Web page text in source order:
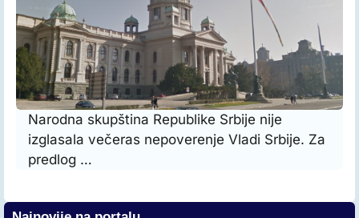
Narodna skupština Republike Srbije nije
izglasala večeras nepoverenje Vladi Srbije. Za
predlog …